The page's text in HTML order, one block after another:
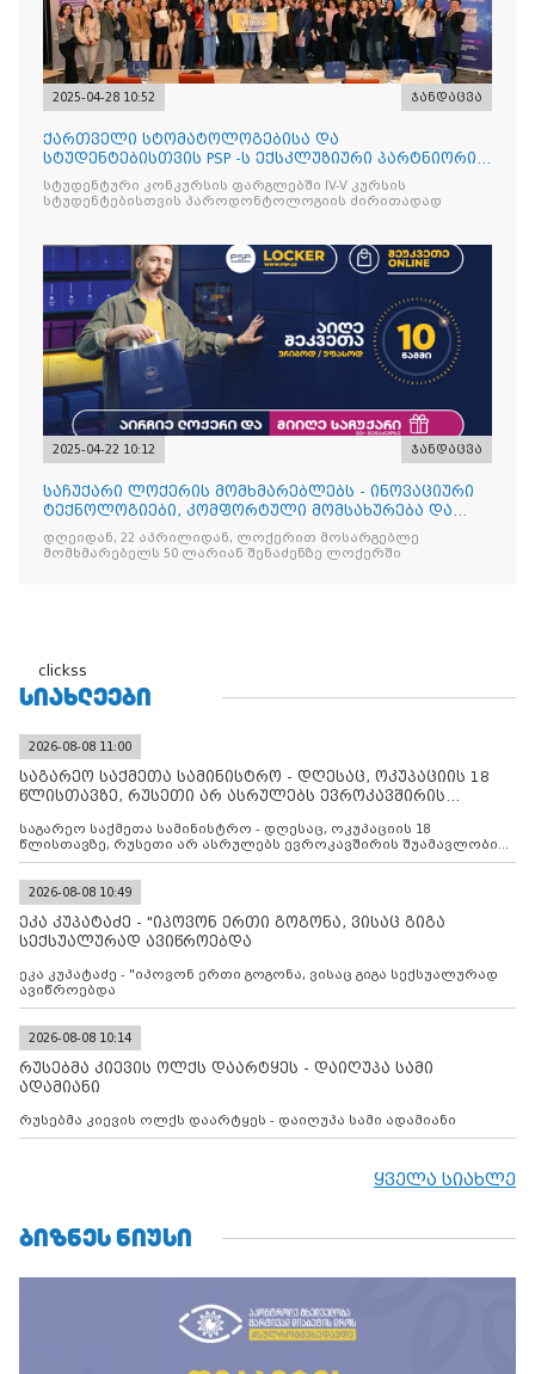
2025-04-28 10:52 ჯანდაცვა
ქართველი სტომატოლოგებისა და
სტუდენტებისთვის PSP -ს ექსკლუზიური პარტნიორის
იტალიური ბრენდის Curasept-
სტუდენტური კონკურსის ფარგლებში IV-V კურსის
სტუდენტებისთვის პაროდონტოლოგიის ძირითადად
2025-04-22 10:12 ჯანდაცვა
საჩუქარი ლოქერის მომხმარებლებს - ინოვაციური
ტექნოლოგიები, კომფორტული მომსახურება და
ყოველთვის სარგებ
დღეიდან, 22 აპრილიდან, ლოქერით მოსარგებლე
მომხმარებელს 50 ლარიან შენაძენზე ლოქერში
clickss
ᲡᲘᲐᲮᲚᲔᲔᲑᲘ
2026-08-08 11:00
საგარეო საქმეთა სამინისტრო - დღესაც, ოკუპაციის 18
წლისთავზე, რუსეთი არ ასრულებს ევროკავშირის
საგარეო საქმეთა სამინისტრო - დღესაც, ოკუპაციის 18
წლისთავზე, რუსეთი არ ასრულებს ევროკავშირის შუამავლობით
დადებულ 2008 წლის 12 აგვისტოს ცეცხლის შეწყვეტის
კონტროლს ოკუპირებულ რეგიონებში, აგრძელებს მათი
მილიტარიზაციის პროცესს და აქტიურად დგამს ნაბიჯებს მათი
ფაქტობრივი ანექსიისკენ
2026-08-08 10:49
ეკა კუპატაძე - "იპოვონ ერთი გოგონა, ვისაც გიგა
სექსუალურად ავიწროებდა
ეკა კუპატაძე - "იპოვონ ერთი გოგონა, ვისაც გიგა სექსუალურად
ავიწროებდა
2026-08-08 10:14
რუსებმა კიევის ოლქს დაარტყეს - დაიღუპა სამი
ადამიანი
რუსებმა კიევის ოლქს დაარტყეს - დაიღუპა სამი ადამიანი
ყველა სიახლე
ᲑᲘᲖᲜᲔᲡ ᲜᲘᲣᲡᲘ